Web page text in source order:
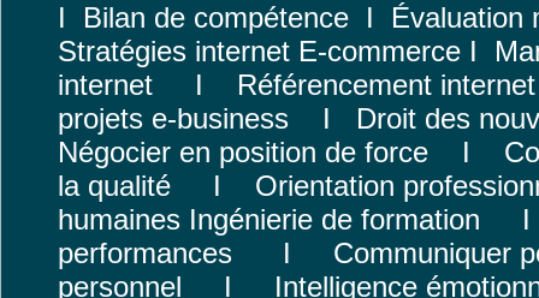
I Bilan de compétence I Évaluation
Stratégies internet E-commerce I
internet I Référencement internet
projets e-business I Droit des
Négocier en position de force I
la qualité I Orientation
humaines Ingénierie de formation
performances I Communiquer
personnel I Intelligence